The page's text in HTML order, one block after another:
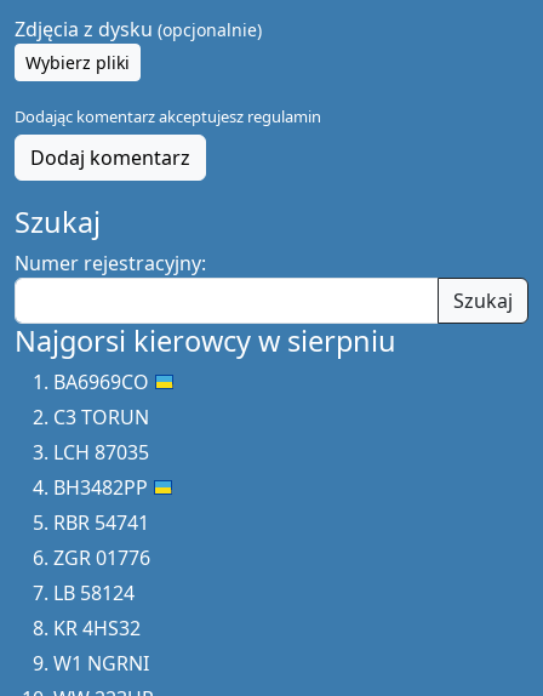
Zdjęcia z dysku (opcjonalnie)
Wybierz pliki
Dodając komentarz akceptujesz regulamin
Dodaj komentarz
Szukaj
Numer rejestracyjny:
Szukaj
Najgorsi kierowcy w sierpniu
BA6969CO
C3 TORUN
LCH 87035
BH3482PP
RBR 54741
ZGR 01776
LB 58124
KR 4HS32
W1 NGRNI